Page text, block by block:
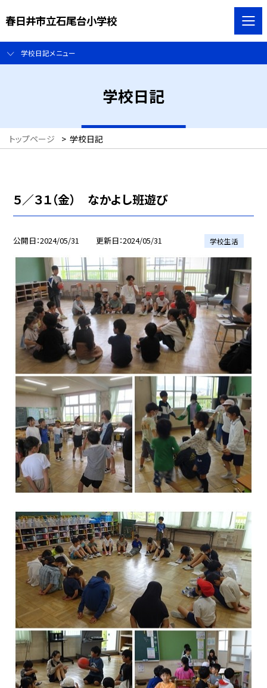
春日井市立石尾台小学校
学校日記メニュー
学校日記
トップページ > 学校日記
５／３１（金） なかよし班遊び
公開日 2024/05/31 更新日 2024/05/31 学校生活